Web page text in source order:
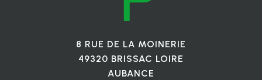
8 RUE DE LA MOINERIE
49320 BRISSAC LOIRE
AUBANCE